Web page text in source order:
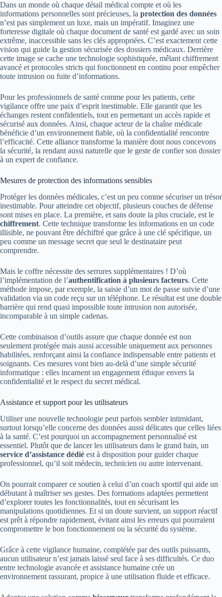
Dans un monde où chaque détail médical compte et où les
informations personnelles sont précieuses, la protection des données
n’est pas simplement un luxe, mais un impératif. Imaginez une
forteresse digitale où chaque document de santé est gardé avec un soin
extrême, inaccessible sans les clés appropriées. C’est exactement cette
vision qui guide la gestion sécurisée des dossiers médicaux. Derrière
cette image se cache une technologie sophistiquée, mêlant chiffrement
avancé et protocoles stricts qui fonctionnent en continu pour empêcher
toute intrusion ou fuite d’informations.
Pour les professionnels de santé comme pour les patients, cette
vigilance offre une paix d’esprit inestimable. Elle garantit que les
échanges restent confidentiels, tout en permettant un accès rapide et
sécurisé aux données. Ainsi, chaque acteur de la chaîne médicale
bénéficie d’un environnement fiable, où la confidentialité rencontre
l’efficacité. Cette alliance transforme la manière dont nous concevons
la sécurité, la rendant aussi naturelle que le geste de confier son dossier
à un expert de confiance.
Mesures de protection des informations sensibles
Protéger les données médicales, c’est un peu comme sécuriser un trésor
inestimable. Pour atteindre cet objectif, plusieurs couches de défense
sont mises en place. La première, et sans doute la plus cruciale, est le
chiffrement. Cette technique transforme les informations en un code
illisible, ne pouvant être déchiffré que grâce à une clé spécifique, un
peu comme un message secret que seul le destinataire peut
comprendre.
Mais le coffre nécessite des serrures supplémentaires ! D’où
l’implémentation de l’authentification à plusieurs facteurs. Cette
méthode impose, par exemple, la saisie d’un mot de passe suivie d’une
validation via un code reçu sur un téléphone. Le résultat est une double
barrière qui rend quasi impossible toute intrusion non autorisée,
incomparable à un simple cadenas.
Cette combinaison d’outils assure que chaque donnée est non
seulement protégée mais aussi accessible uniquement aux personnes
habilitées, renforçant ainsi la confiance indispensable entre patients et
soignants. Ces mesures vont bien au-delà d’une simple sécurité
informatique : elles incarnent un engagement éthique envers la
confidentialité et le respect du secret médical.
Assistance et support pour les utilisateurs
Utiliser une nouvelle technologie peut parfois sembler intimidant,
surtout lorsqu’elle concerne des données aussi délicates que celles liées
à la santé. C’est pourquoi un accompagnement personnalisé est
essentiel. Plutôt que de lancer les utilisateurs dans le grand bain, un
service d’assistance dédié est à disposition pour guider chaque
professionnel, qu’il soit médecin, technicien ou autre intervenant.
On pourrait comparer ce soutien à celui d’un coach sportif qui aide un
débutant à maîtriser ses gestes. Des formations adaptées permettent
d’explorer toutes les fonctionnalités, tout en sécurisant les
manipulations quotidiennes. Et si un doute survient, un support réactif
est prêt à répondre rapidement, évitant ainsi les erreurs qui pourraient
compromettre le bon fonctionnement ou la sécurité du système.
Grâce à cette vigilance humaine, complétée par des outils puissants,
aucun utilisateur n’est jamais laissé seul face à ses difficultés. Ce duo
entre technologie avancée et assistance humaine crée un
environnement rassurant, propice à une utilisation fluide et efficace.